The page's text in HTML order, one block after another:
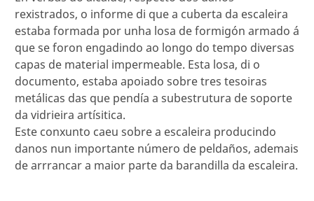
rexistrados, o informe di que a cuberta da escaleira
estaba formada por unha losa de formigón armado á
que se foron engadindo ao longo do tempo diversas
capas de material impermeable. Esta losa, di o
documento, estaba apoiado sobre tres tesoiras
metálicas das que pendía a subestrutura de soporte
da vidrieira artísitica.
Este conxunto caeu sobre a escaleira producindo
danos nun importante número de peldaños, ademais
de arrrancar a maior parte da barandilla da escaleira.